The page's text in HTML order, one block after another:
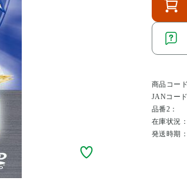
商品コード
JANコード
品番2：
在庫状況：
発送時期：